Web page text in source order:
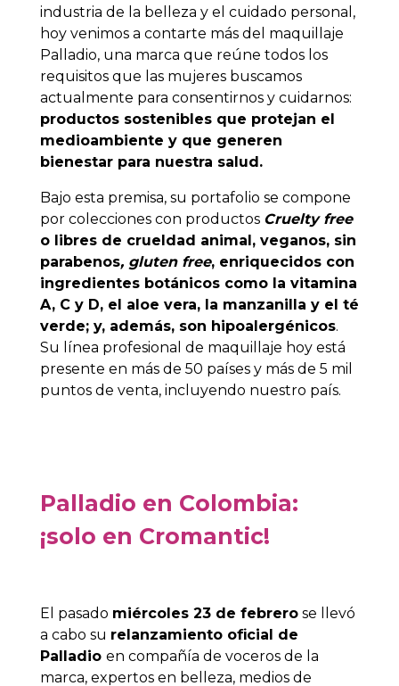
industria de la belleza y el cuidado personal,
hoy venimos a contarte más del maquillaje
Palladio, una marca que reúne todos los
requisitos que las mujeres buscamos
actualmente para consentirnos y cuidarnos:
productos sostenibles que protejan el
medioambiente y que generen
bienestar para nuestra salud.
Bajo esta premisa, su portafolio se compone
por colecciones con productos Cruelty free
o libres de crueldad animal, veganos, sin
parabenos, gluten free, enriquecidos con
ingredientes botánicos como la vitamina
A, C y D, el aloe vera, la manzanilla y el té
verde; y, además, son hipoalergénicos.
Su línea profesional de maquillaje hoy está
presente en más de 50 países y más de 5 mil
puntos de venta, incluyendo nuestro país.
Palladio en Colombia:
¡solo en Cromantic!
El pasado miércoles 23 de febrero se llevó
a cabo su relanzamiento oficial de
Palladio en compañía de voceros de la
marca, expertos en belleza, medios de